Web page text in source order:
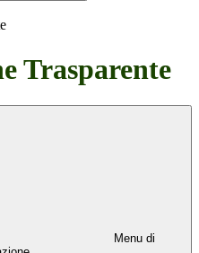
Trasparente
Menu di